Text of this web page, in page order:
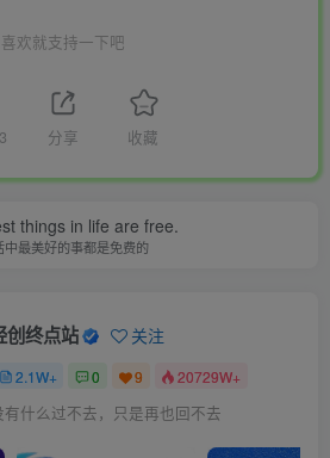
喜欢就支持一下吧
分享 收藏
things in life are free.
中最美好的事都是免费的
创终点站 关注
2.1W+ 0 9 20729W+
有什么过不去，只是再也回不去